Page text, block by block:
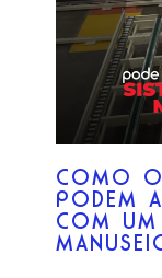
COMO
PODEM
COM UM